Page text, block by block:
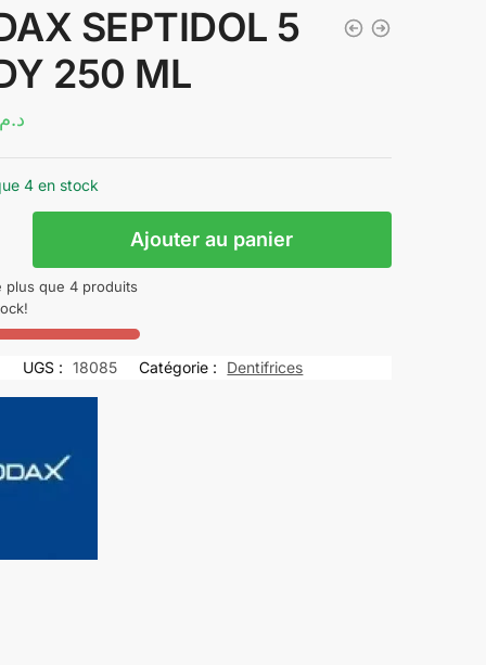
SEPTIDOL 5
250 ML
4 en stock
Ajouter au panier
plus que 4 produits
UGS : 18085 Catégorie : Dentifrices